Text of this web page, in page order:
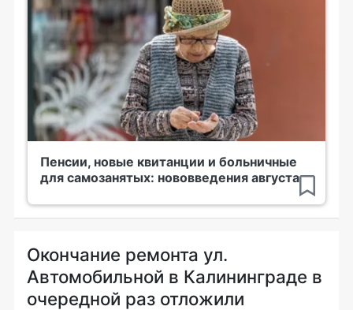
Пенсии, новые квитанции и больничные
для самозанятых: нововведения августа
Окончание ремонта ул.
Автомобильной в Калининграде в
очередной раз отложили